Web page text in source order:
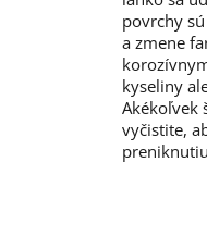
povrchy
a zmene
kyseliny
Akékoľvek
vyčistite,